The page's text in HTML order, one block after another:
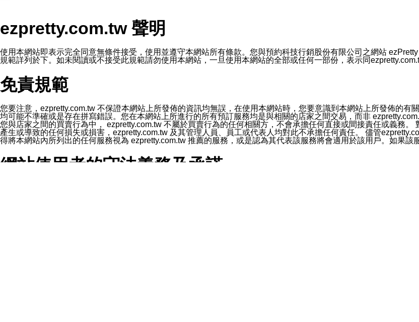
本公司/本服務將以通知型訊息傳送重要訊息給您。即使未加入本公司/本服務好友，您仍可接收到通知型訊息。
本公司/本服務傳送之通知型訊息以對您有效且重要的訊息為限，以廣告或其他目的的訊息皆不會被傳送。滿足以下
2.該 LINE 帳號已在 LINE APP 設定中，同意接收通知型訊息。
3.LINE 帳號未封鎖傳送訊息之 LINE 官方帳號。
欲變更通知型訊息的設定，操作如下：
1.點選「主頁」＞「設定」
2.點選「隱私設定」
3.點選「提供使用資料」
5.開關「接收LINE通知型訊息」
❗️關閉「接收通知型訊息」後，將不會接收到來自任何企業官方帳號或認證官方帳號的通知型訊息。
ezpretty.com.tw 聲明
使用本網站即表示完全同意無條件接受，使用並遵守本網站所有條款。您與預約科技行銷股份有限公司之網站
規範詳列於下。如未閱讀或不接受此規範請勿使用本網站，一旦使用本網站的全部或任何一部份，表示同
免責規範
您要注意，ezpretty.com.tw 不保證本網站上所發佈的資訊均無誤，在使用本網站時，您要意識到本網站上所發佈的有
均可能不準確或是存在拼寫錯誤。您在本網站上所進行的所有預訂服務均是與相關的店家之間交易，而非
您與店家之間的買賣行為中， ezpretty.com.tw 不屬於買賣行為的任何相關方，不會承擔任何直接或間接責任或義務
產生或導致的任何損失或損害，ezpretty.com.tw 及其管理人員、員工或代表人均對此不承擔任何責任。 儘管
得將本網站內所列出的任何服務視為 ezpretty.com.tw 推薦的服務，或是認為其代表該服務將會適用於該用戶。如果該
網站使用者的守法義務及承諾